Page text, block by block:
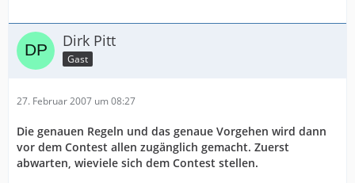
Dirk Pitt
Gast
27. Februar 2007 um 08:27
Die genauen Regeln und das genaue Vorgehen wird dann
vor dem Contest allen zugänglich gemacht. Zuerst
abwarten, wieviele sich dem Contest stellen.